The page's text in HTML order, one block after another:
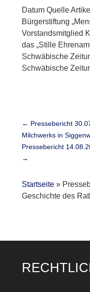
Datum Quelle
Bürgerstiftung
Vorstandsmitglied
das „Stille
Schwäbische
Schwäbische
← Pressebericht
Milchwerks in
Pressebericht
→
Startseite»
Geschichte des